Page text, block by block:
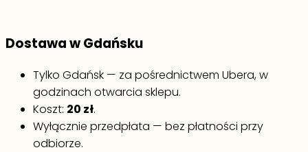
Dostawa w Gdańsku
Tylko Gdańsk — za pośrednictwem Ubera, w
godzinach otwarcia sklepu.
Koszt: 20 zł.
Wyłącznie przedpłata — bez płatności przy
odbiorze.